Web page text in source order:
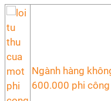
Ngành hàng
600.000 phi công